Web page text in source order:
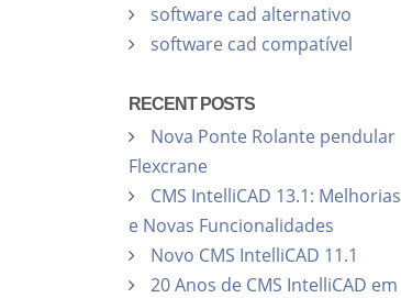
software cad alternativo
software cad compatível
RECENT POSTS
Nova Ponte Rolante pendular
Flexcrane
CMS IntelliCAD 13.1: Melhorias
e Novas Funcionalidades
Novo CMS IntelliCAD 11.1
20 Anos de CMS IntelliCAD em